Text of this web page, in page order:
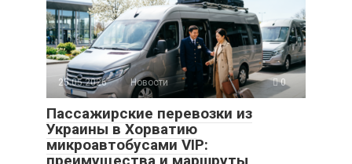
25.05.2026 Новости 0
Пассажирские перевозки из
Украины в Хорватию
микроавтобусами VIP:
преимущества и маршруты